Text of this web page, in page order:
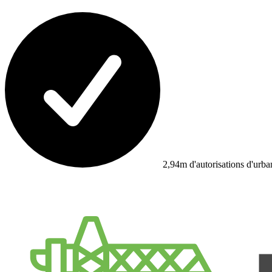
2,94m d'autorisations